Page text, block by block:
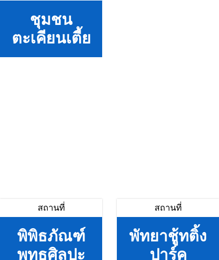
ชุมชน
ตะเคียนเตี้ย
สถานที่
พิพิธภัณฑ์
พุทธศิลปะ
สถานที่
พัทยาชู้ทติ้ง
ปาร์ค